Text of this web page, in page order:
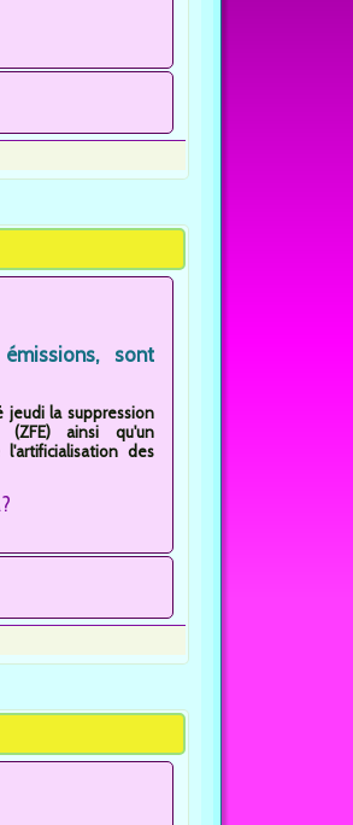
sont
jeudi la suppression
ainsi qu'un
des